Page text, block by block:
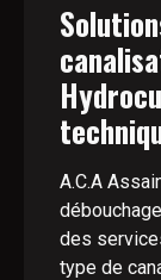
A.C.A
des
type de